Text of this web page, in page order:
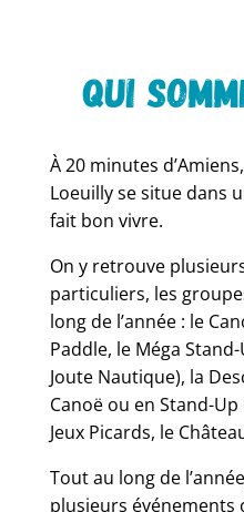
qui
À 20 minutes
Loeuilly se situe dans
fait bon vivre.
On y retrouve
particuliers, les
long de l’année : le
Paddle, le Méga
Joute Nautique), la
Canoë ou en Stand-Up
Jeux Picards, le
Tout au long de
plusieurs événements